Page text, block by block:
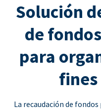
Solución
de
para
La recaudación de